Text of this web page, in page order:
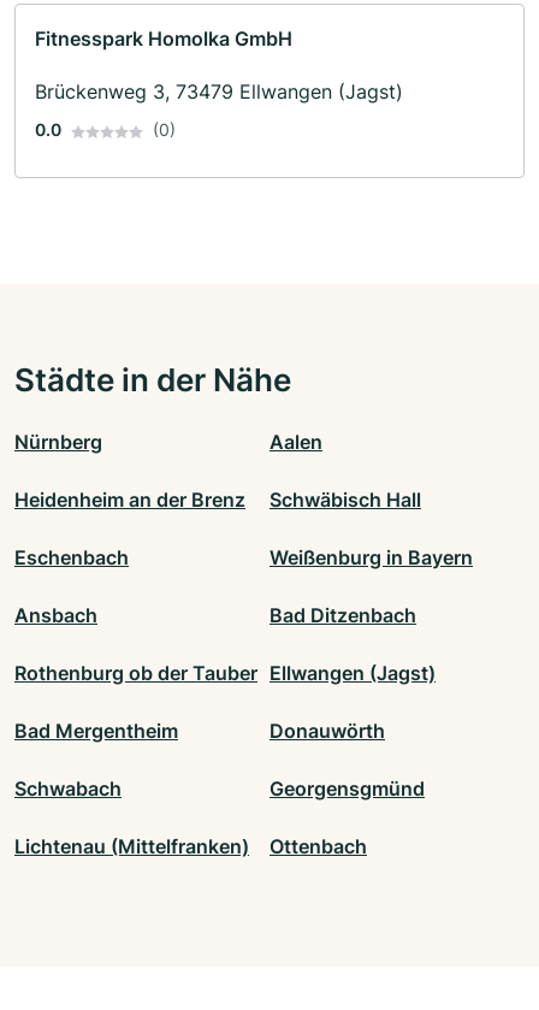
Fitnesspark Homolka GmbH
Brückenweg 3, 73479 Ellwangen (Jagst)
0.0 (0)
Städte in der Nähe
Nürnberg Aalen
Heidenheim an der Brenz Schwäbisch Hall
Eschenbach Weißenburg in Bayern
Ansbach Bad Ditzenbach
Rothenburg ob der Tauber Ellwangen (Jagst)
Bad Mergentheim Donauwörth
Schwabach Georgensgmünd
Lichtenau (Mittelfranken) Ottenbach